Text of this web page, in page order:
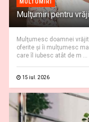
MULTUMIRI
Mulţumiri pentru
Mulţumesc doamnei
oferite şi îi mulţumesc
care îl iubesc atât de m ...
15 iul. 2026